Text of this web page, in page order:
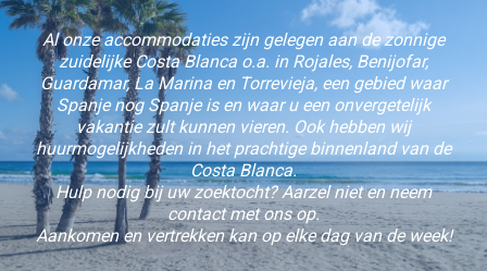
Al onze accommodaties zijn gelegen aan de zonnige
zuidelijke Costa Blanca o.a. in Rojales, Benijofar,
Guardamar, La Marina en Torrevieja, een gebied waar
Spanje nog Spanje is en waar u een onvergetelijk
vakantie zult kunnen vieren. Ook hebben wij
huurmogelijkheden in het prachtige binnenland van de
Costa Blanca.
Hulp nodig bij uw zoektocht? Aarzel niet en neem
contact met ons op.
Aankomen en vertrekken kan op elke dag van de week!